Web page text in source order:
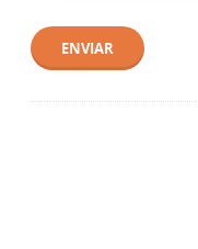
ENVIAR